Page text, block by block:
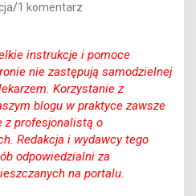
1 komentarz
instrukcje i pomoce
nie zastępują samodzielnej
Korzystanie z
blogu w praktyce zawsze
z profesjonalistą o
Redakcja i wydawcy tego
odpowiedzialni za
na portalu.